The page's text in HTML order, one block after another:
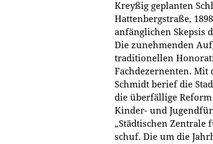
Kreyßig geplanten
Hattenbergstraße,
anfänglichen Skepsis
Die zunehmenden
traditionellen
Fachdezernenten. Mit
Schmidt berief die
die überfällige
Kinder- und
„Städtischen Zentrale
schuf. Die um die